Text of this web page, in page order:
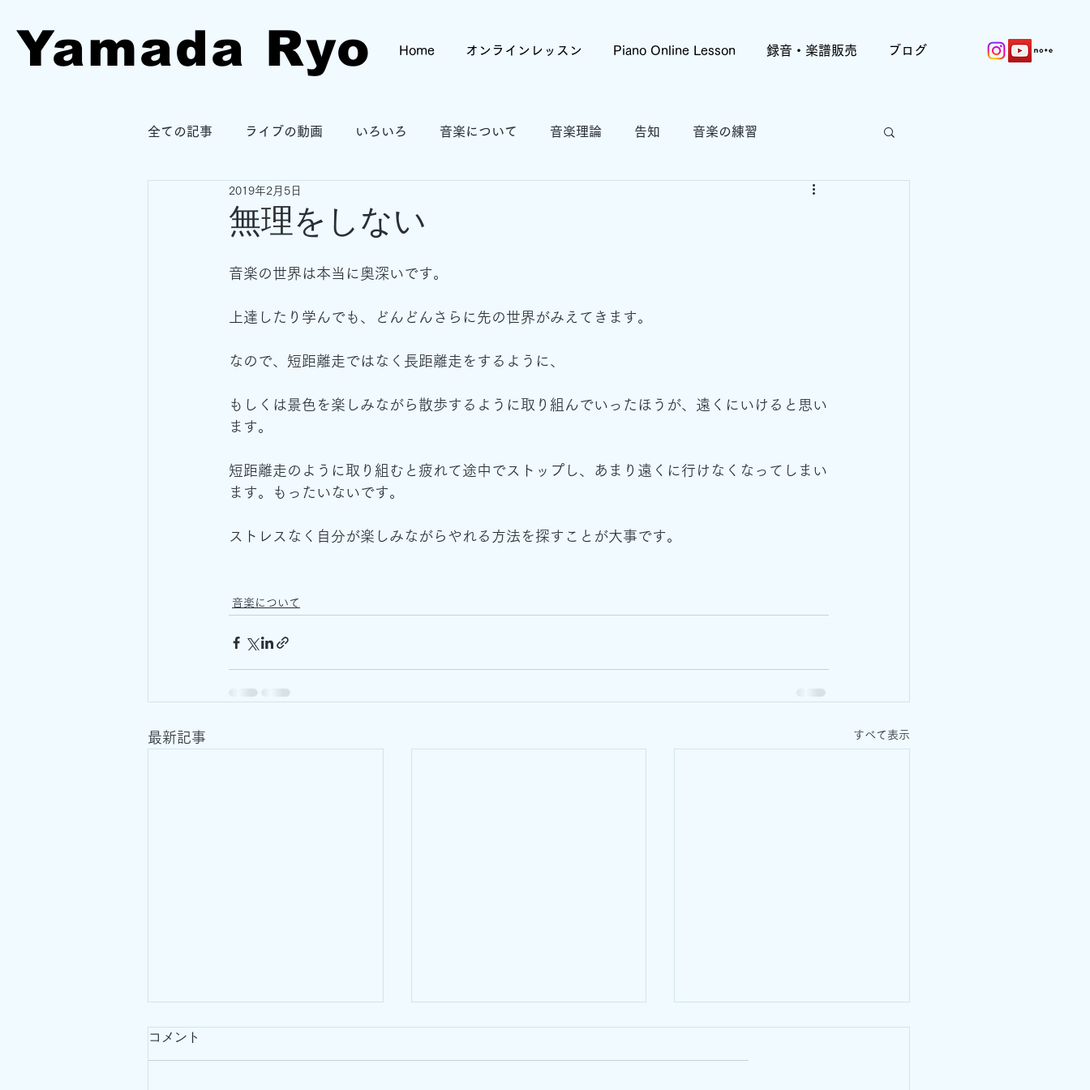
Yamada Ryo Home オンラインレッスン Piano Online Lesson 録音・楽譜販売 ブログ
全ての記事 ライブの動画 いろいろ 音楽について 音楽理論 告知 音楽の練習
無理をしない
2019年2月5日
音楽の世界は本当に奥深いです。
上達したり学んでも、どんどんさらに先の世界がみえてきます。
なので、短距離走ではなく長距離走をするように、
もしくは景色を楽しみながら散歩するように取り組んでいったほうが、遠くにいけると思い
ます。
短距離走のように取り組むと疲れて途中でストップし、あまり遠くに行けなくなってしまい
ます。もったいないです。
ストレスなく自分が楽しみながらやれる方法を探すことが大事です。
音楽について
最新記事 すべて表示
コメント